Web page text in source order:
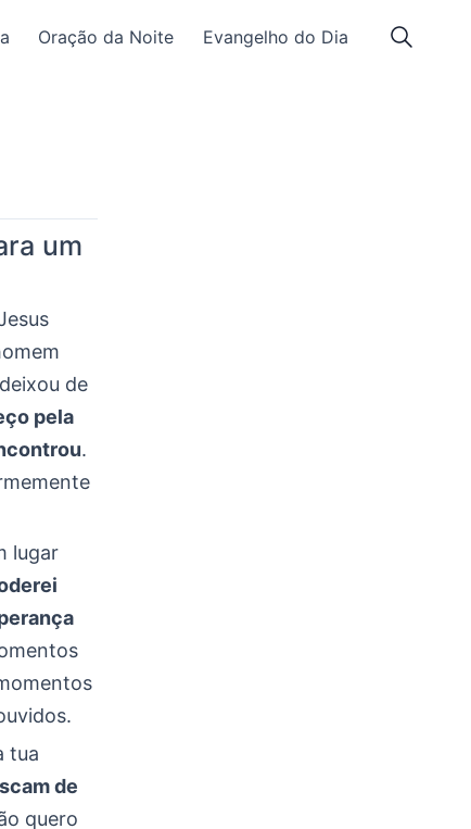
Oração da Noite Evangelho do Dia
um
de
pela
.
lugar
tua
de
quero